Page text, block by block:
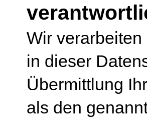
Wir
in dieser
Übermittlung
als den